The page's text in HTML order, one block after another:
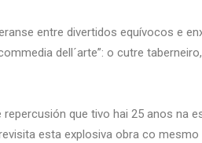
entre divertidos equívocos e
dell´arte”: o cutre
que tivo hai 25 anos na
esta explosiva obra co mesmo